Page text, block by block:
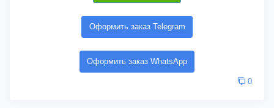
Оформить заказ Telegram
Оформить заказ WhatsApp
0